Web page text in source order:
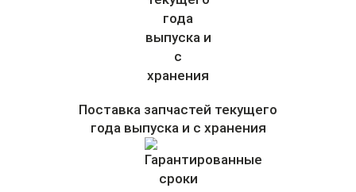
Поставка запчастей текущего
года выпуска и с хранения